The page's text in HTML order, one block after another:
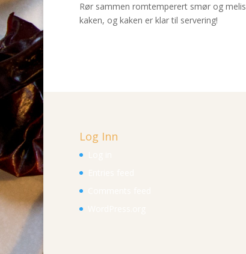
Rør sammen romtemperert smør og
kaken, og kaken er klar til servering!
Log Inn